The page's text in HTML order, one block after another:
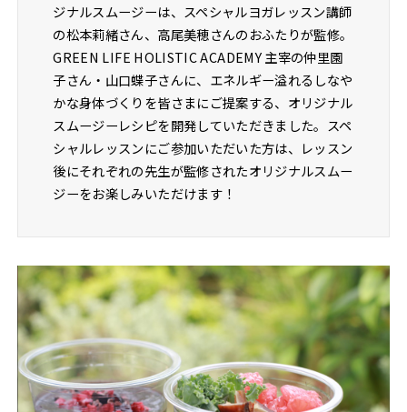
ジナルスムージーは、スペシャルヨガレッスン講師
の松本莉緒さん、高尾美穂さんのおふたりが監修。
GREEN LIFE HOLISTIC ACADEMY 主宰の仲里園
子さん・山口蝶子さんに、エネルギー溢れるしなや
かな身体づくりを皆さまにご提案する、オリジナル
スムージーレシピを開発していただきました。スペ
シャルレッスンにご参加いただいた方は、レッスン
後にそれぞれの先生が監修されたオリジナルスムー
ジーをお楽しみいただけます！